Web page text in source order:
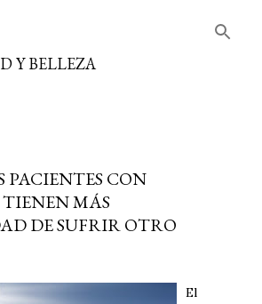
Y BELLEZA
PACIENTES CON
MÁS
DE SUFRIR OTRO
El